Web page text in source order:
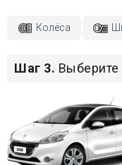
Хранение шин
Войти на сайт
Колёса
Шаг 3. Выберите